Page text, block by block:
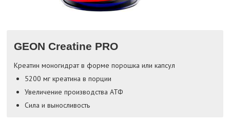
GEON Creatine PRO
Креатин моногидрат в форме порошка или капсул
5200 мг креатина в порции
Увеличение производства АТФ
Сила и выносливость